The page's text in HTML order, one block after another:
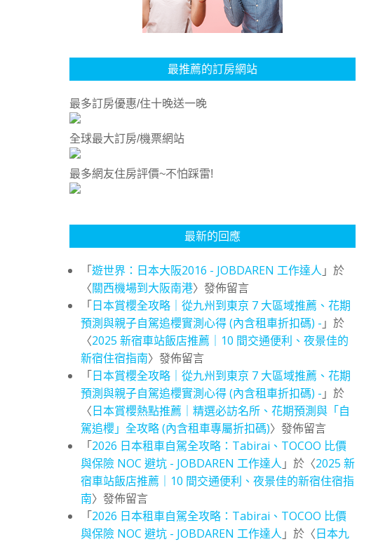
最推薦的訂房網站
最多訂房優惠/住十晚送一晚
全球最大訂房/機票網站
最多網友住房評價~不怕踩雷!
最新的回應
「遊世界：日本大阪2016 - JOBDAREN 工作達人 」於
〈關西機場到大阪南港〉發佈留言
「日本賞櫻全攻略｜從九州到東京 7 大區域推薦、花期
預測與親子自駕追櫻實測心得 (內含租車折扣碼) - 」於
〈2025 新宿車站飯店推薦｜10 間交通便利、夜景佳的
新宿住宿指南〉發佈留言
「日本賞櫻全攻略｜從九州到東京 7 大區域推薦、花期
預測與親子自駕追櫻實測心得 (內含租車折扣碼) - 」於
〈日本賞櫻熱點推薦｜精選必訪名所、花期預測與「自
駕追櫻」全攻略 (內含租車專屬折扣碼)〉發佈留言
「2026 日本租車自駕全攻略：Tabirai、TOCOO 比價
與保險 NOC 避坑 - JOBDAREN 工作達人 」於〈2025 新
宿車站飯店推薦｜10 間交通便利、夜景佳的新宿住宿指
南〉發佈留言
「2026 日本租車自駕全攻略：Tabirai、TOCOO 比價
與保險 NOC 避坑 - JOBDAREN 工作達人 」於〈日本九